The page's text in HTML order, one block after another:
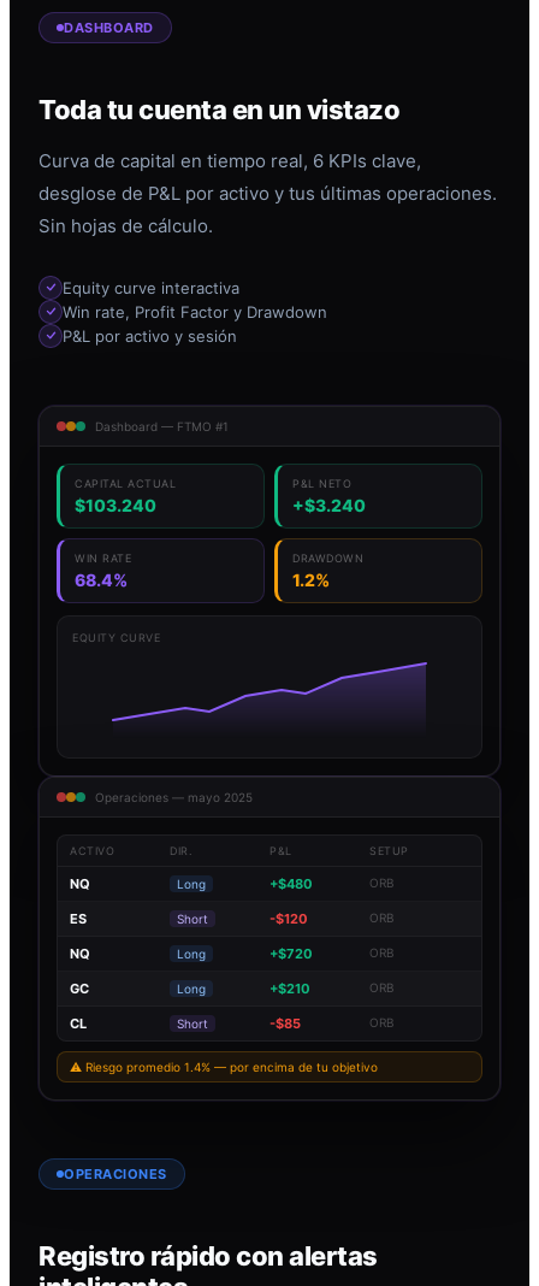
DASHBOARD
Toda tu cuenta en un vistazo
Curva de capital en tiempo real, 6 KPIs clave,
desglose de P&L por activo y tus últimas operaciones.
Sin hojas de cálculo.
Equity curve interactiva
Win rate, Profit Factor y Drawdown
P&L por activo y sesión
Dashboard — FTMO #1
CAPITAL ACTUAL
$103.240
P&L NETO
+$3.240
WIN RATE
68.4%
DRAWDOWN
1.2%
EQUITY CURVE
Operaciones — mayo 2025
ACTIVO DIR. P&L SETUP
NQ Long +$480 ORB
ES Short -$120 ORB
NQ Long +$720 ORB
GC Long +$210 ORB
CL Short -$85 ORB
⚠ Riesgo promedio 1.4% — por encima de tu objetivo
OPERACIONES
Registro rápido con alertas